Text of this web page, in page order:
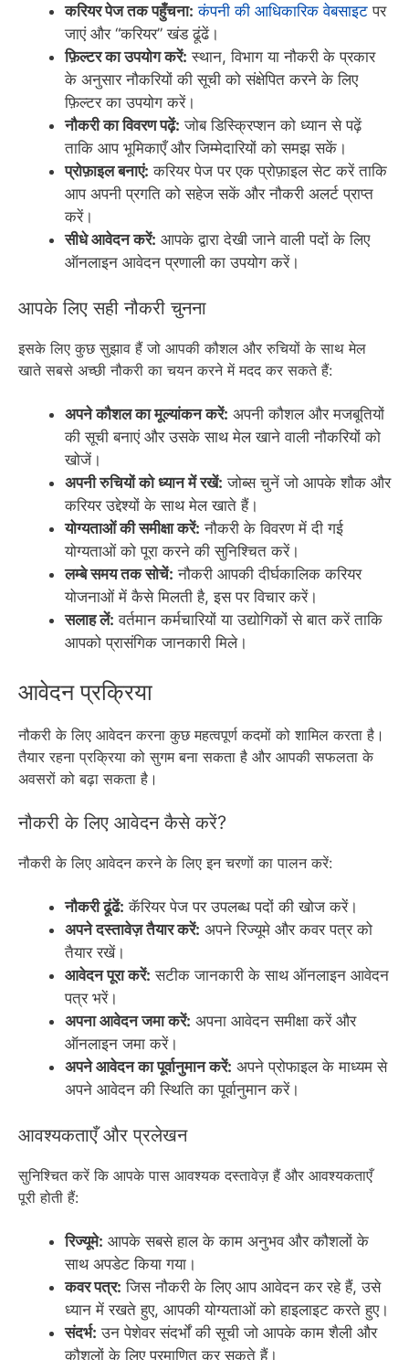
करियर पेज तक पहुँचना: कंपनी की आधिकारिक वेबसाइट पर
जाएं और “करियर” खंड ढूंढें।
फ़िल्टर का उपयोग करें: स्थान, विभाग या नौकरी के प्रकार
के अनुसार नौकरियों की सूची को संक्षेपित करने के लिए
फ़िल्टर का उपयोग करें।
नौकरी का विवरण पढ़ें: जोब डिस्क्रिप्शन को ध्यान से पढ़ें
ताकि आप भूमिकाएँ और जिम्मेदारियों को समझ सकें।
प्रोफ़ाइल बनाएं: करियर पेज पर एक प्रोफ़ाइल सेट करें ताकि
आप अपनी प्रगति को सहेज सकें और नौकरी अलर्ट प्राप्त
करें।
सीधे आवेदन करें: आपके द्वारा देखी जाने वाली पदों के लिए
ऑनलाइन आवेदन प्रणाली का उपयोग करें।
आपके लिए सही नौकरी चुनना
इसके लिए कुछ सुझाव हैं जो आपकी कौशल और रुचियों के साथ मेल
खाते सबसे अच्छी नौकरी का चयन करने में मदद कर सकते हैं:
अपने कौशल का मूल्यांकन करें: अपनी कौशल और मजबूतियों
की सूची बनाएं और उसके साथ मेल खाने वाली नौकरियों को
खोजें।
अपनी रुचियों को ध्यान में रखें: जोब्स चुनें जो आपके शौक और
करियर उद्देश्यों के साथ मेल खाते हैं।
योग्यताओं की समीक्षा करें: नौकरी के विवरण में दी गई
योग्यताओं को पूरा करने की सुनिश्चित करें।
लम्बे समय तक सोचें: नौकरी आपकी दीर्घकालिक करियर
योजनाओं में कैसे मिलती है, इस पर विचार करें।
सलाह लें: वर्तमान कर्मचारियों या उद्योगिकों से बात करें ताकि
आपको प्रासंगिक जानकारी मिले।
आवेदन प्रक्रिया
नौकरी के लिए आवेदन करना कुछ महत्वपूर्ण कदमों को शामिल करता है।
तैयार रहना प्रक्रिया को सुगम बना सकता है और आपकी सफलता के
अवसरों को बढ़ा सकता है।
नौकरी के लिए आवेदन कैसे करें?
नौकरी के लिए आवेदन करने के लिए इन चरणों का पालन करें:
नौकरी ढूंढें: कॅरियर पेज पर उपलब्ध पदों की खोज करें।
अपने दस्तावेज़ तैयार करें: अपने रिज्यूमे और कवर पत्र को
तैयार रखें।
आवेदन पूरा करें: सटीक जानकारी के साथ ऑनलाइन आवेदन
पत्र भरें।
अपना आवेदन जमा करें: अपना आवेदन समीक्षा करें और
ऑनलाइन जमा करें।
अपने आवेदन का पूर्वानुमान करें: अपने प्रोफाइल के माध्यम से
अपने आवेदन की स्थिति का पूर्वानुमान करें।
आवश्यकताएँ और प्रलेखन
सुनिश्चित करें कि आपके पास आवश्यक दस्तावेज़ हैं और आवश्यकताएँ
पूरी होती हैं:
रिज्यूमे: आपके सबसे हाल के काम अनुभव और कौशलों के
साथ अपडेट किया गया।
कवर पत्र: जिस नौकरी के लिए आप आवेदन कर रहे हैं, उसे
ध्यान में रखते हुए, आपकी योग्यताओं को हाइलाइट करते हुए।
संदर्भ: उन पेशेवर संदर्भों की सूची जो आपके काम शैली और
कौशलों के लिए प्रमाणित कर सकते हैं।